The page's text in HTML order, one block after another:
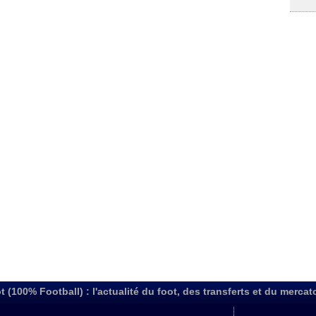
(100% Football) : l'actualité du foot, des transferts et du